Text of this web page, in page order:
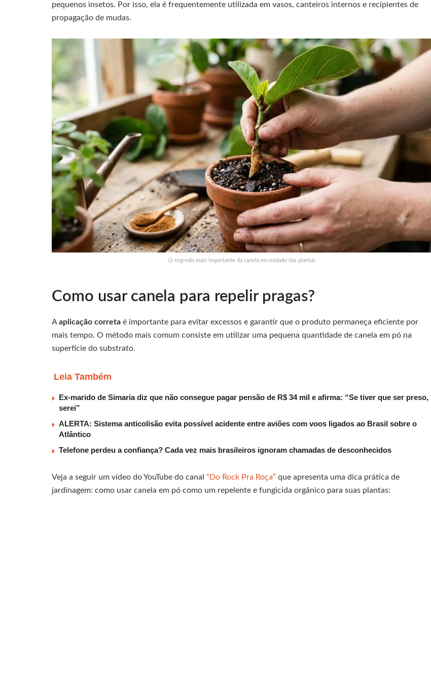
pequenos insetos. Por isso, ela é frequentemente utilizada em vasos, canteiros internos e recipientes de
propagação de mudas.
O segredo mais importante da canela no cuidado das plantas
Como usar canela para repelir pragas?
Aaplicação correta é importante para evitar excessos e garantir que o produto permaneça eficiente por
mais tempo. O método mais comum consiste em utilizar uma pequena quantidade de canela em pó na
superfície do substrato.
Leia Também
Ex-marido de Simaria diz que não consegue pagar pensão de R$ 34 mil e afirma: “Se tiver que ser preso,
serei”
ALERTA: Sistema anticolisão evita possível acidente entre aviões com voos ligados ao Brasil sobre o
Atlântico
Telefone perdeu a confiança? Cada vez mais brasileiros ignoram chamadas de desconhecidos
Veja a seguir um vídeo do YouTube do canal “Do Rock Pra Roça” que apresenta uma dica prática de
jardinagem: como usar canela em pó como um repelente e fungicida orgânico para suas plantas: